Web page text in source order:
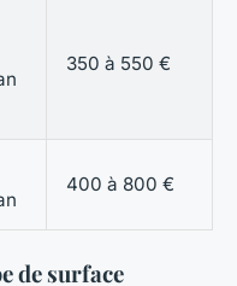
350 à 550 €
400 à 800 €
de surface